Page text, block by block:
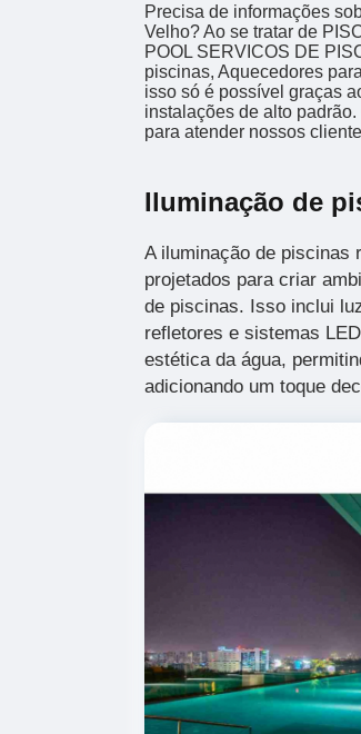
Precisa de informações
Velho? Ao se tratar de
POOL SERVICOS DE
piscinas, Aquecedores
isso só é possível graças
instalações de alto
para atender nossos
Iluminação de
A iluminação de piscinas
projetados para criar
de piscinas. Isso inclui
refletores e sistemas
estética da água,
adicionando um toque